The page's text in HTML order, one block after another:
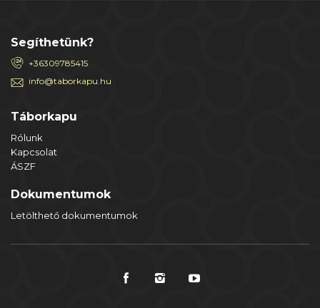
Segíthetünk?
+36309785415
info@taborkapu.hu
Táborkapu
Rólunk
Kapcsolat
ÁSZF
Dokumentumok
Letölthető dokumentumok